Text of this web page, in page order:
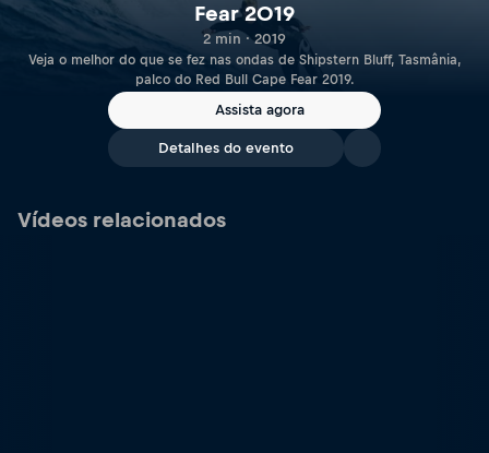
Fear 2019
2 min · 2019
Veja o melhor do que se fez nas ondas de Shipstern Bluff, Tasmânia,
palco do Red Bull Cape Fear 2019.
Assista agora
Detalhes do evento
Vídeos relacionados